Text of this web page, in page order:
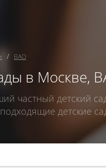
ВАО
в Москве,
частный детский
детские